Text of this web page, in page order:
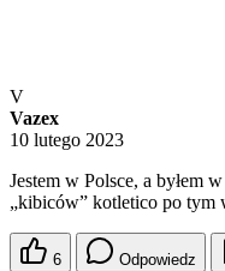
V
Vazex
10 lutego 2023
Jestem w Polsce, a byłem
„kibiców” kotletico po tym
6 Odpowiedz